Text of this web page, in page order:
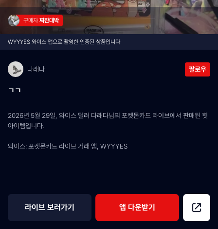
구매자 짜잔대박
WYYYES 와이스 앱으로 촬영한 인증된 상품입니다
다래다 팔로우
ㄱㄱ
2026년 5월 29일, 와이스 딜러 다래다님의 포켓몬카드 라이브에서 판매된 힛
아이템입니다.
와이스: 포켓몬카드 라이브 거래 앱, WYYYES
라이브 보러가기 앱 다운받기